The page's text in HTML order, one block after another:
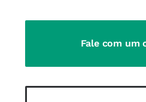
Fale com um